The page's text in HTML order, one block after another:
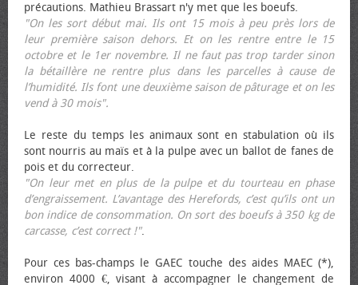
précautions. Mathieu Brassart n'y met que les bœufs.
"On les sort début mai. Ils ont 15 mois à peu près lors de
leur première saison dehors. Et on les rentre entre le 15
octobre et le 1er novembre. Il ne faut pas trop tarder sinon
la bétaillère ne rentre plus dans les parcelles à cause de
l’humidité. Ils font une deuxième saison de pâturage et on les
vend à 30 mois".
Le reste du temps les animaux sont en stabulation où ils
sont nourris au maïs et à la pulpe avec un ballot de fanes de
pois et du correcteur.
"On leur met en plus de la pulpe et du tourteau en phase
d’engraissement. L’avantage des Herefords, c’est qu’ils ont un
bon indice de consommation. On sort des bœufs à 350 kg de
carcasse, c’est correct !".
Pour ces bas-champs le GAEC touche des aides MAEC (*),
environ 4000 €, visant à accompagner le changement de